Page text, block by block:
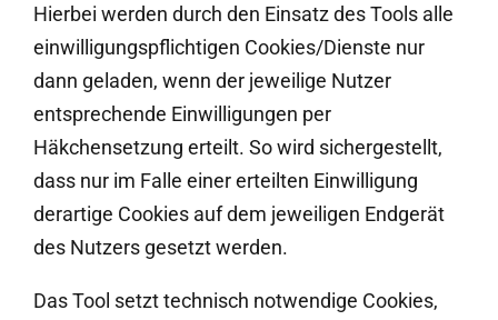
Hierbei werden durch den Einsatz des Tools alle
einwilligungspflichtigen Cookies/Dienste nur
dann geladen, wenn der jeweilige Nutzer
entsprechende Einwilligungen per
Häkchensetzung erteilt. So wird sichergestellt,
dass nur im Falle einer erteilten Einwilligung
derartige Cookies auf dem jeweiligen Endgerät
des Nutzers gesetzt werden.
Das Tool setzt technisch notwendige Cookies,